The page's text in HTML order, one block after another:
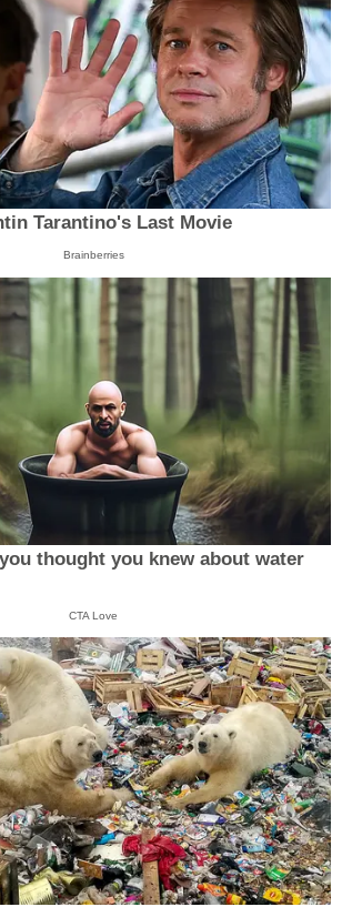
Tarantino's Last Movie
Brainberries
thought you knew about water
CTA Love